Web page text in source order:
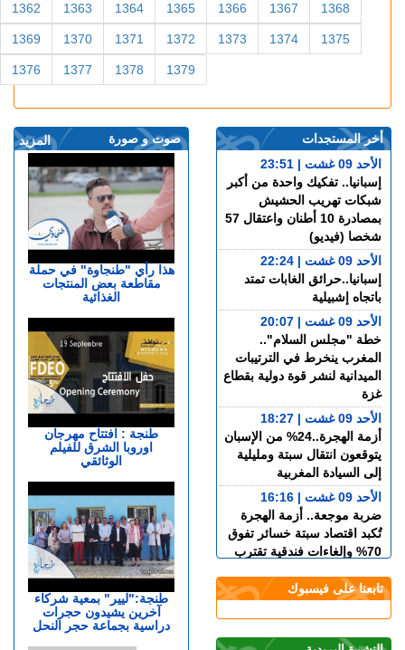
1362 1363 1364 1365 1366 1367 1368
1369 1370 1371 1372 1373 1374 1375
1376 1377 1378 1379
المزيد صوت و صورة
هذا رأي "طنجاوة" في حملة
مقاطعة بعض المنتجات
الغذائية
طنجة : افتتاح مهرجان
اوروبا الشرق للفيلم
الوثائقي
طنجة:"ليير" بمعية شركاء
آخرين يشيدون حجرات
دراسية بجماعة حجر النحل
أخر المستجدات
الأحد 09 غشت | 23:51
إسبانيا.. تفكيك واحدة من أكبر
شبكات تهريب الحشيش
بمصادرة 10 أطنان واعتقال 57
شخصا (فيديو)
الأحد 09 غشت | 22:24
إسبانيا..حرائق الغابات تمتد
باتجاه إشبيلية
الأحد 09 غشت | 20:07
خطة "مجلس السلام"..
المغرب ينخرط في الترتيبات
الميدانية لنشر قوة دولية بقطاع
غزة
الأحد 09 غشت | 18:27
أزمة الهجرة..24% من الإسبان
يتوقعون انتقال سبتة ومليلية
إلى السيادة المغربية
الأحد 09 غشت | 16:16
ضربة موجعة.. أزمة الهجرة
تُكبد اقتصاد سبتة خسائر تفوق
70% وإلغاءات فندقية تقترب
الأحد 09 غشت | 14:32
تابعنا على فيسبوك